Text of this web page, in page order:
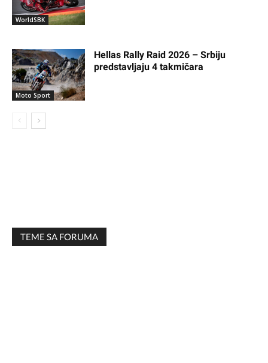
WorldSBK
Moto Sport
Hellas Rally Raid 2026 – Srbiju
predstavljaju 4 takmičara
TEME SA FORUMA